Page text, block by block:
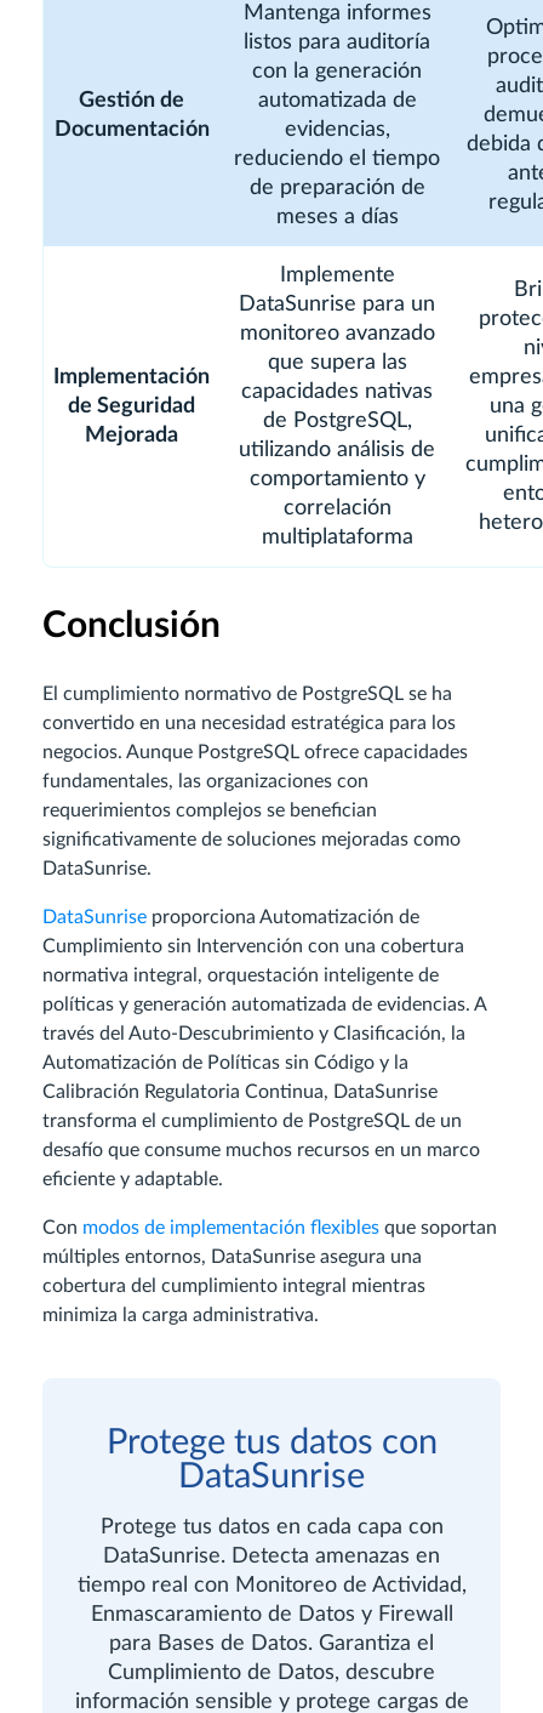
Gestión de
Documentación
Mantenga informes
listos para auditoría
con la generación
automatizada de
evidencias,
reduciendo el tiempo
de preparación de
meses a días
debida
Implementación
de Seguridad
Mejorada
Implemente
DataSunrise para un
monitoreo avanzado
que supera las
capacidades nativas
de PostgreSQL,
utilizando análisis de
comportamiento y
correlación
multiplataforma
una
Conclusión
El cumplimiento normativo de PostgreSQL se ha
convertido en una necesidad estratégica para los
negocios. Aunque PostgreSQL ofrece capacidades
fundamentales, las organizaciones con
requerimientos complejos se benefician
significativamente de soluciones mejoradas como
DataSunrise.
DataSunrise proporciona Automatización de
Cumplimiento sin Intervención con una cobertura
normativa integral, orquestación inteligente de
políticas y generación automatizada de evidencias. A
través del Auto-Descubrimiento y Clasificación, la
Automatización de Políticas sin Código y la
Calibración Regulatoria Continua, DataSunrise
transforma el cumplimiento de PostgreSQL de un
desafío que consume muchos recursos en un marco
eficiente y adaptable.
Con modos de implementación flexibles que soportan
múltiples entornos, DataSunrise asegura una
cobertura del cumplimiento integral mientras
minimiza la carga administrativa.
Protege tus datos con
DataSunrise
Protege tus datos en cada capa con
DataSunrise. Detecta amenazas en
tiempo real con Monitoreo de Actividad,
Enmascaramiento de Datos y Firewall
para Bases de Datos. Garantiza el
Cumplimiento de Datos, descubre
información sensible y protege cargas de